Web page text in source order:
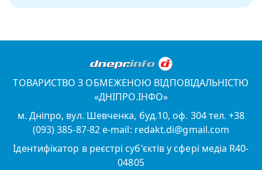
ТОВАРИСТВО З ОБМЕЖЕНОЮ ВІДПОВІДАЛЬНІСТЮ
«ДНІПРО.ІНФО»
м. Дніпро, вул. Шевченка, буд.10, оф. 304 тел. +38
(093) 385-87-82 e-mail: redakt.di@gmail.com
Ідентифікатор в реєстрі суб'єктів у сфері медіа R40-
04805